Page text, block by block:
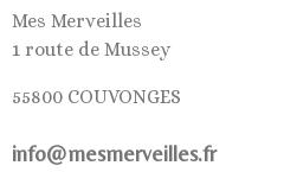
Mes Merveilles
1 route de Mussey
55800 COUVONGES
info@mesmerveilles.fr